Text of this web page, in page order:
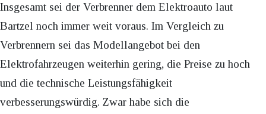
Insgesamt sei der Verbrenner dem Elektroauto laut
Bartzel noch immer weit voraus. Im Vergleich zu
Verbrennern sei das Modellangebot bei den
Elektrofahrzeugen weiterhin gering, die Preise zu hoch
und die technische Leistungsfähigkeit
verbesserungswürdig. Zwar habe sich die